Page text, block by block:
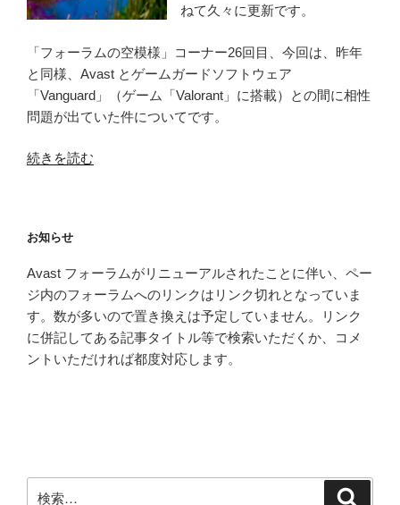
ア
ォ
ー
ル
が
い
に！”
の
ねて久々に更新です。
「フォーラムの空模様」コーナー26回目、今回は、昨年
と同様、Avast とゲームガードソフトウェア
「Vanguard」（ゲーム「Valorant」に搭載）との間に相性
問題が出ていた件についてです。
“フ
ム
様
の
相
続きを読む
お知らせ
Avast フォーラムがリニューアルされたことに伴い、ペー
ジ内のフォーラムへのリンクはリンク切れとなっていま
す。数が多いので置き換えは予定していません。リンク
に併記してある記事タイトル等で検索いただくか、コメ
ントいただければ都度対応します。